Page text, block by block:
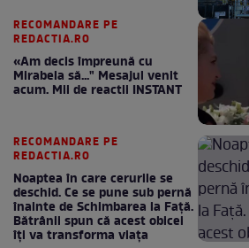
RECOMANDARE PE
REDACTIA.RO
«Am decis împreună cu
Mirabela să..." Mesajul venit
acum. Mii de reactii INSTANT
RECOMANDARE PE
REDACTIA.RO
Noaptea în care cerurile se
deschid. Ce se pune sub pernă
înainte de Schimbarea la Față.
Bătrânii spun că acest obicei
îți va transforma viața